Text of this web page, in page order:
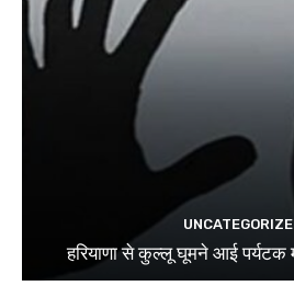
हरियाणा से कुल्लू घूमने आई पर्यटक